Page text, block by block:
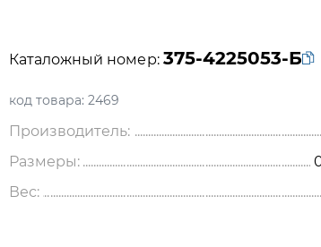
Каталожный номер: 375-4225053-Б
код товара: 2469
Производитель:
Размеры:
Вес: